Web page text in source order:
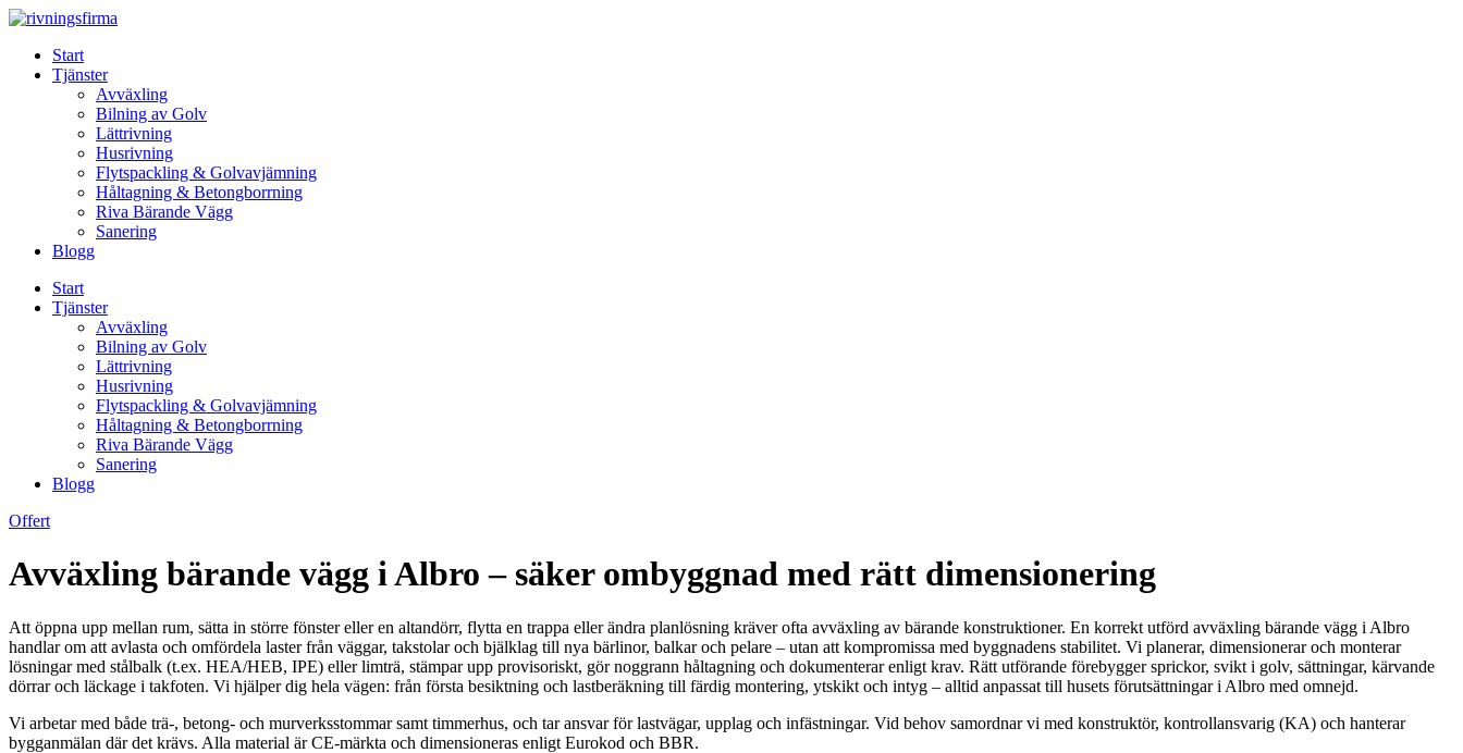
Skip
contentStart
Tjänster
Avväxling
Bilning av Golv
Lättrivning
Husrivning
Flytspackling & Golvavjämning
Håltagning & Betongborrning
Riva Bärande Vägg
Sanering
Blogg
Start
Tjänster
Avväxling
Bilning av Golv
Lättrivning
Husrivning
Flytspackling & Golvavjämning
Håltagning & Betongborrning
Riva Bärande Vägg
Sanering
Blogg
Offert
Avväxling bärande vägg i Albro – säker ombyggnad med rätt dimensionering
Att öppna upp mellan rum, sätta in större fönster eller en altandörr, flytta en trappa eller ändra planlösning kräver ofta avväxling av bärande konstruktioner. En korrekt utförd avväxling bärande vägg i Albro
handlar om att avlasta och omfördela laster från väggar, takstolar och bjälklag till nya bärlinor, balkar och pelare – utan att kompromissa med byggnadens stabilitet. Vi planerar, dimensionerar och monterar
lösningar med stålbalk (t.ex. HEA/HEB, IPE) eller limträ, stämpar upp provisoriskt, gör noggrann håltagning och dokumenterar enligt krav. Rätt utförande förebygger sprickor, svikt i golv, sättningar, kärvande
dörrar och läckage i takfoten. Vi hjälper dig hela vägen: från första besiktning och lastberäkning till färdig montering, ytskikt och intyg – alltid anpassat till husets förutsättningar i Albro med omnejd.
Vi arbetar med både trä-, betong- och murverksstommar samt timmerhus, och tar ansvar för lastvägar, upplag och infästningar. Vid behov samordnar vi med konstruktör, kontrollansvarig (KA) och hanterar
bygganmälan där det krävs. Alla material är CE-märkta och dimensioneras enligt Eurokod och BBR.